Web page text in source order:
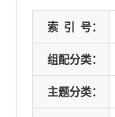
索 引 号：
组配分类：
主题分类：